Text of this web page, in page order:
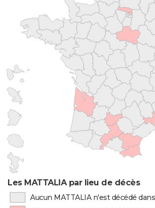
Les MATTALIA par lieu de décès
Aucun MATTALIA n'est décédé